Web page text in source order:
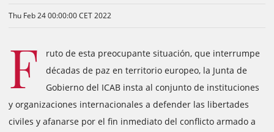
Thu Feb 24 00:00:00 CET 2022
F
ruto de esta preocupante situación, que interrumpe
décadas de paz en territorio europeo, la Junta de
Gobierno del ICAB insta al conjunto de instituciones
y organizaciones internacionales a defender las libertades
civiles y afanarse por el fin inmediato del conflicto armado a